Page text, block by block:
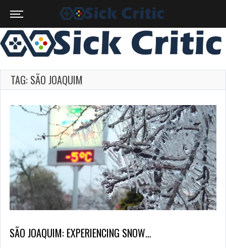
TAG: SÃO JOAQUIM
SÃO JOAQUIM: EXPERIENCING SNOW…